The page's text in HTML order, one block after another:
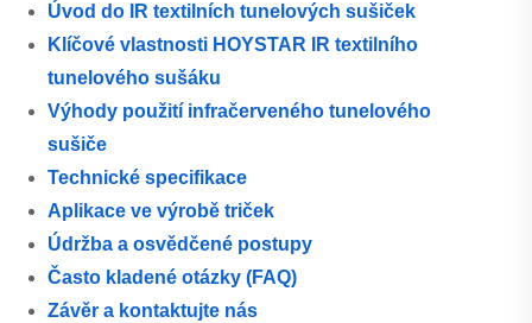
Úvod do IR textilních tunelových sušiček
Klíčové vlastnosti HOYSTAR IR textilního
tunelového sušáku
Výhody použití infračerveného tunelového
sušiče
Technické specifikace
Aplikace ve výrobě triček
Údržba a osvědčené postupy
Často kladené otázky (FAQ)
Závěr a kontaktujte nás